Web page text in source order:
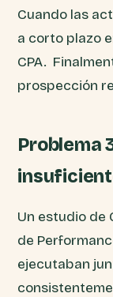
Cuando las
a corto plazo
CPA.
prospección
Problema
Un estudio de
de
ejecutaban